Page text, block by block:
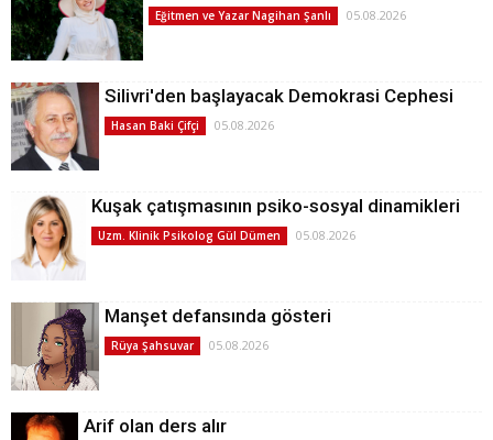
Eğitmen ve Yazar Nagihan Şanlı 05.08.2026
Silivri'den başlayacak Demokrasi Cephesi
Hasan Baki Çifçi 05.08.2026
Kuşak çatışmasının psiko-sosyal dinamikleri
Uzm. Klinik Psikolog Gül Dümen 05.08.2026
Manşet defansında gösteri
Rüya Şahsuvar 05.08.2026
Arif olan ders alır